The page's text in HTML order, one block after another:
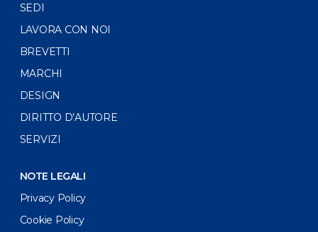
SEDI
LAVORA CON NOI
BREVETTI
MARCHI
DESIGN
DIRITTO D’AUTORE
SERVIZI
NOTE LEGALI
Privacy Policy
Cookie Policy